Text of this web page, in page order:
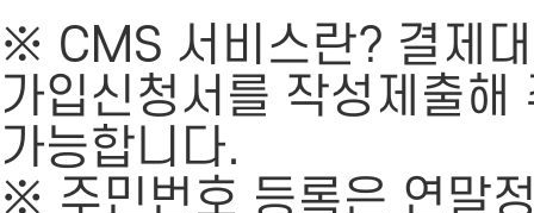
※ CMS 서비스란? 결제
가입신청서를 작성제출
가능합니다.
※ 주민번호 등록은 연말